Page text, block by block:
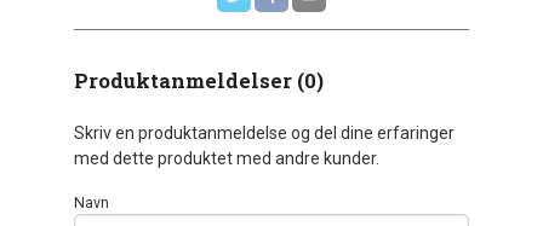
Produktanmeldelser (0)
Skriv en produktanmeldelse og del dine erfaringer
med dette produktet med andre kunder.
Navn